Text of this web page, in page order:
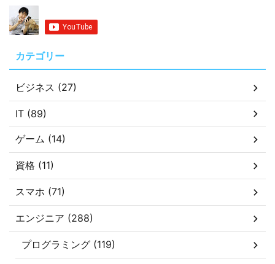
カテゴリー
ビジネス (27)
IT (89)
ゲーム (14)
資格 (11)
スマホ (71)
エンジニア (288)
プログラミング (119)